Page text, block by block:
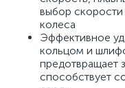
выбор
колеса
Эффективное
кольцом и
предотвращает
способствует